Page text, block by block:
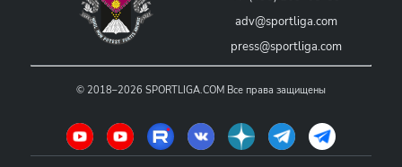
adv@sportliga.com
press@sportliga.com
© 2018–2026 SPORTLIGA.COM Все права защищены